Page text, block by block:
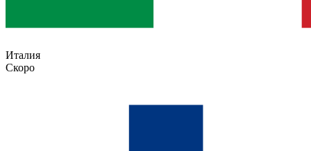
Италия
Скоро